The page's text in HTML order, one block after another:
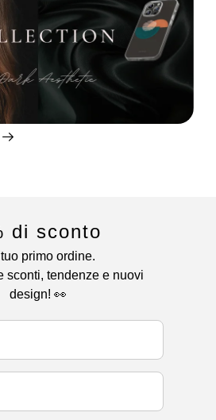
di sconto
primo ordine.
sconti, tendenze e nuovi
design! 👀